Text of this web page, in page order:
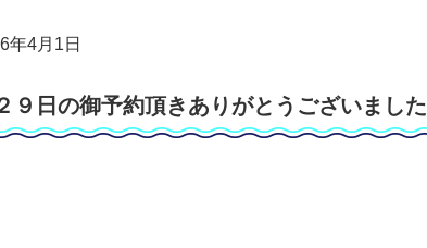
年4月1日
９日の御予約頂きありがとうございました